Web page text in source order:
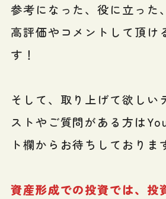
参考になった、役に立った
高評価やコメントして頂け
す！
そして、取り上げて欲しい
ストやご質問がある方は
ト欄からお待ちしておりま
資産形成での投資では、投